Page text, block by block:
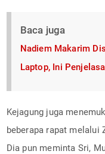
Baca juga
Nadiem Makarim
Laptop, Ini
Kejagung juga
beberapa rapat melalui
Dia pun meminta Sri,